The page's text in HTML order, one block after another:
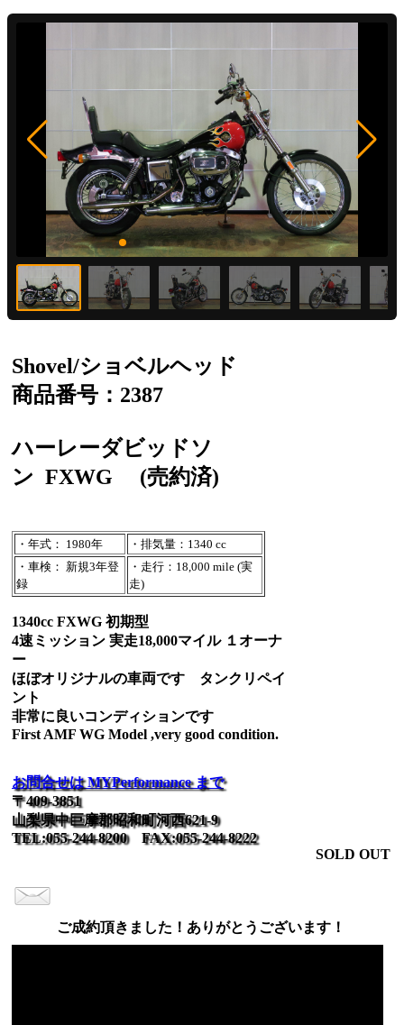
Shovel/ショベルヘッド
商品番号：2387
ハーレーダビッドソ
ン FXWG (売約済)
・年式： 1980年
・排気量：1340 cc
・車検： 新規3年登
録
・走行：18,000 mile (実
走)
1340cc FXWG 初期型
4速ミッション 実走18,000マイル １オーナ
ー
ほぼオリジナルの車両です タンクリペイ
ント
非常に良いコンディションです
First AMF WG Model ,very good condition.
お問合せは MYPerformance まで
〒409-3851
山梨県中巨摩郡昭和町河西621-9
TEL:055-244-8200 FAX:055-244-8222
SOLD OUT
ご成約頂きました！ありがとうございます！